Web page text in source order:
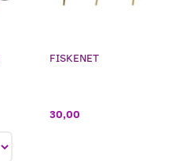
FISKENET
30,00